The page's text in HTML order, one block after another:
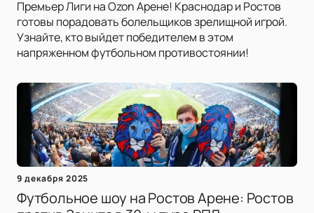
Премьер Лиги на Ozon Арене! Краснодар и Ростов
готовы порадовать болельщиков зрелищной игрой.
Узнайте, кто выйдет победителем в этом
напряженном футбольном противостоянии!
9 декабря 2025
Футбольное шоу на Ростов Арене: Ростов